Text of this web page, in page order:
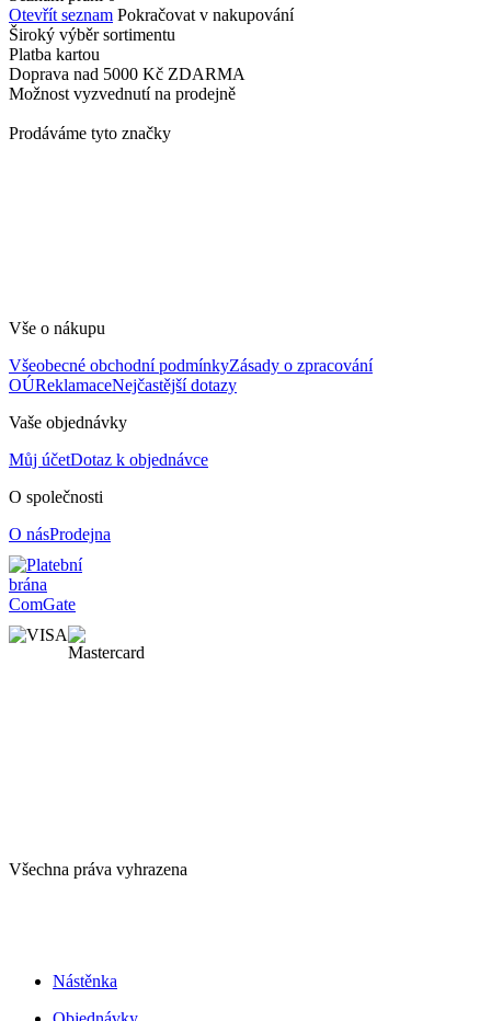
Otevřít seznam Pokračovat v nakupování
Široký výběrsortimentu
Platba kartou
Doprava nad 5000 Kč ZDARMA
Možnost vyzvednutína prodejně
Prodáváme tyto značky
Vše o nákupu
Všeobecné obchodní podmínkyZásady o zpracování
OÚReklamaceNejčastější dotazy
Vaše objednávky
Můj účetDotaz k objednávce
O společnosti
O násProdejna
Všechna práva vyhrazena
Nástěnka